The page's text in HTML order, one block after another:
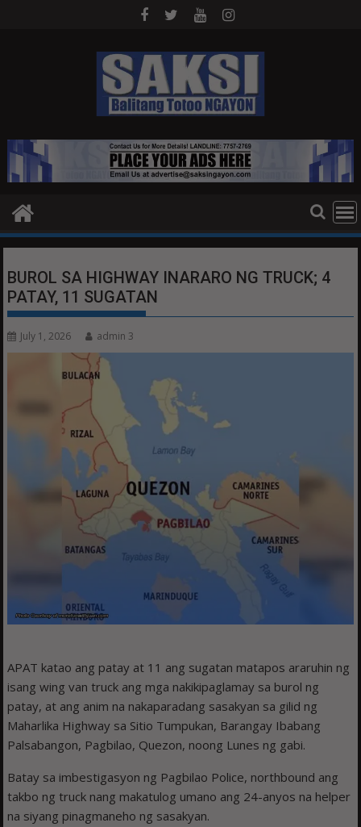
BUROL SA HIGHWAY INARARO NG TRUCK; 4
PATAY, 11 SUGATAN
July 1, 2026 admin 3
APAT katao ang patay at 11 ang sugatan matapos araruhin ng
isang wing van truck ang mga nakikipaglamay sa burol ng
patay, at ang anim na nakaparadang sasakyan sa gilid ng
Maharlika Highway sa Sitio Tumpukan, Barangay Ibabang
Palsabangon, Pagbilao, Quezon, noong Lunes ng gabi.
Batay sa imbestigasyon ng Pagbilao Police, northbound ang
takbo ng truck nang makatulog umano ang 24-anyos na helper
na siyang pinagmaneho ng sasakyan.